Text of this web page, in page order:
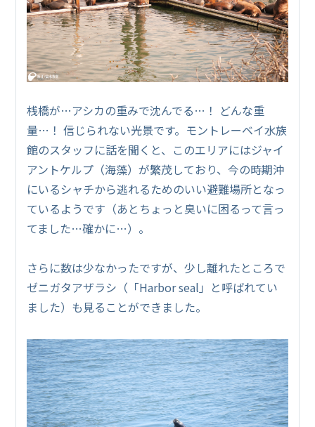
桟橋が…アシカの重みで沈んでる…！ どんな重
量…！ 信じられない光景です。モントレーベイ水族
館のスタッフに話を聞くと、このエリアにはジャイ
アントケルプ（海藻）が繁茂しており、今の時期沖
にいるシャチから逃れるためのいい避難場所となっ
ているようです（あとちょっと臭いに困るって言っ
てました…確かに…）。
さらに数は少なかったですが、少し離れたところで
ゼニガタアザラシ（「Harbor seal」と呼ばれてい
ました）も見ることができました。